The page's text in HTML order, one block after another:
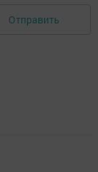
Отправить